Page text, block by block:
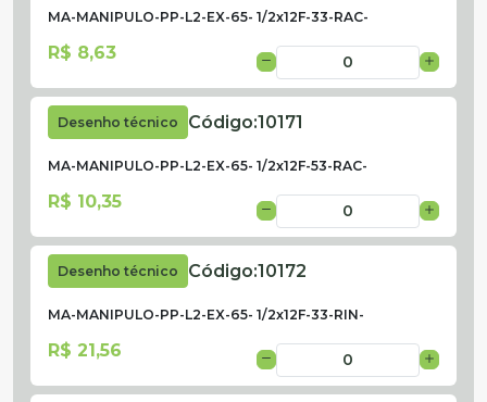
MA-MANIPULO-PP-L2-EX-65- 1/2x12F-33-RAC-
R$ 8,63
Desenho técnico Código:10171
MA-MANIPULO-PP-L2-EX-65- 1/2x12F-53-RAC-
R$ 10,35
Desenho técnico Código:10172
MA-MANIPULO-PP-L2-EX-65- 1/2x12F-33-RIN-
R$ 21,56